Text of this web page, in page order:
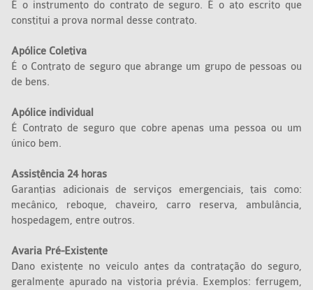
É o instrumento do contrato de seguro. É o ato escrito que
constitui a prova normal desse contrato.
Apólice Coletiva
É o Contrato de seguro que abrange um grupo de pessoas ou
de bens.
Apólice individual
É Contrato de seguro que cobre apenas uma pessoa ou um
único bem.
Assistência 24 horas
Garantias adicionais de serviços emergenciais, tais como:
mecânico, reboque, chaveiro, carro reserva, ambulância,
hospedagem, entre outros.
Avaria Pré-Existente
Dano existente no veículo antes da contratação do seguro,
geralmente apurado na vistoria prévia. Exemplos: ferrugem,